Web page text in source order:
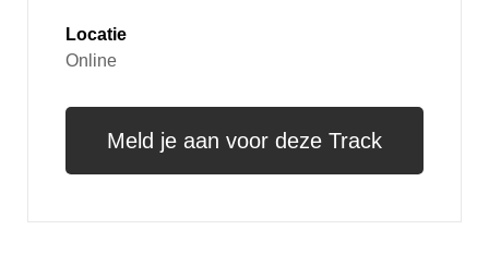
Locatie
Online
Meld je aan voor deze Track